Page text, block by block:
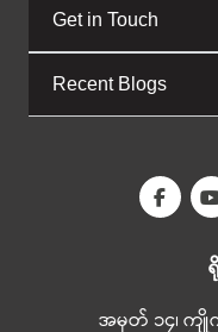
Get in Touch
Recent Blogs
အမှတ် ၁၄၊ ကျို